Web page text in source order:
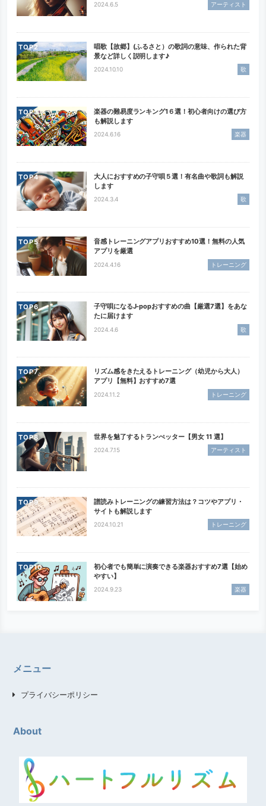
2024.6.5 アーティスト
TOP
唱歌【故郷】(ふるさと）の歌詞の意味、作られた背
景など詳しく説明します♪
2024.10.10 歌
TOP
楽器の難易度ランキング1６選！初心者向けの選び方
も解説します
2024.6.16 楽器
TOP
大人におすすめの子守唄５選！有名曲や歌詞も解説
します
2024.3.4 歌
TOP
音感トレーニングアプリおすすめ10選！無料の人気
アプリを厳選
2024.4.16 トレーニング
TOP
子守唄になるJ-popおすすめの曲【厳選7選】をあな
たに届けます
2024.4.6 歌
TOP
リズム感をきたえるトレーニング（幼児から大人）
アプリ【無料】おすすめ7選
2024.11.2 トレーニング
TOP 世界を魅了するトランぺッター【男女 11 選】
2024.7.15 アーティスト
TOP
譜読みトレーニングの練習方法は？コツやアプリ・
サイトも解説します
2024.10.21 トレーニング
TOP
初心者でも簡単に演奏できる楽器おすすめ7選【始め
やすい】
2024.9.23 楽器
メニュー
プライバシーポリシー
About